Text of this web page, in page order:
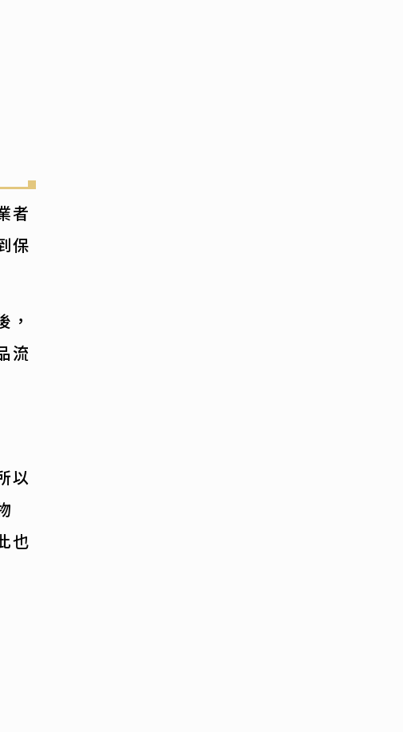
者
保
，
流
以
也